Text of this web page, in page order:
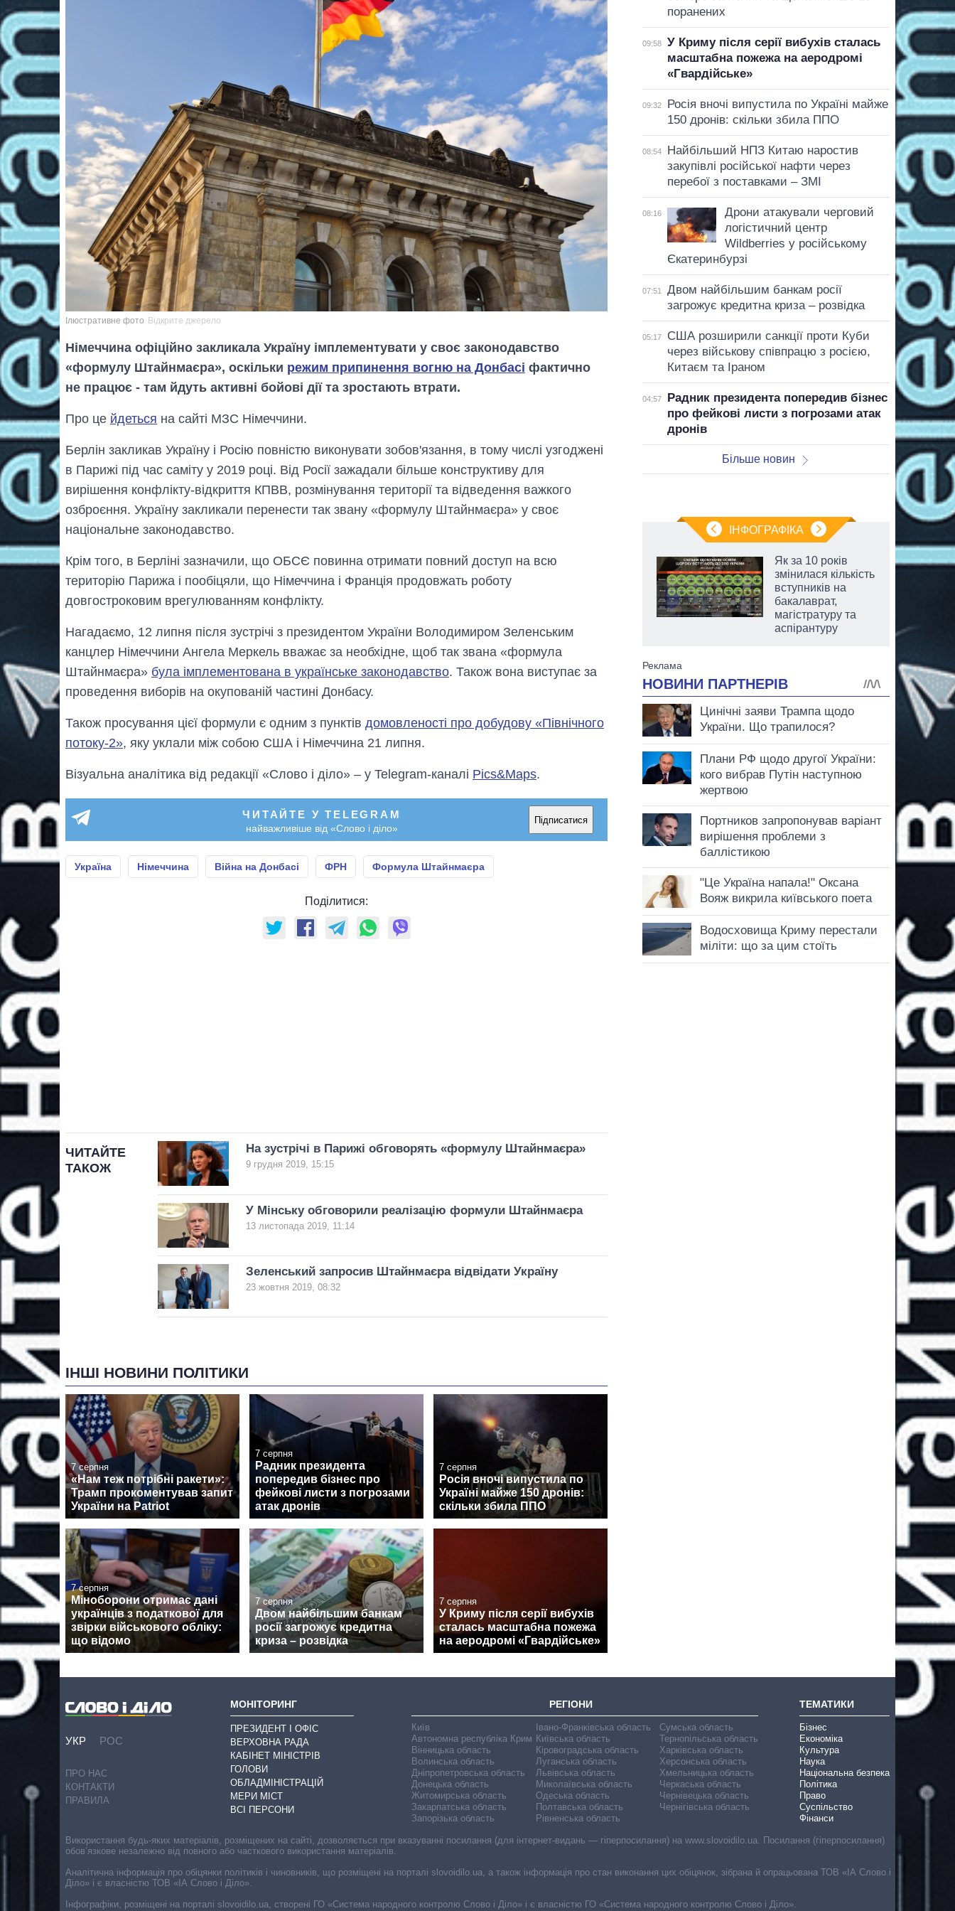
Ілюстративне фото Відкрите джерело
Німеччина офіційно закликала Україну імплементувати у своє законодавство
«формулу Штайнмаєра», оскільки режим припинення вогню на Донбасі фактично
не працює - там йдуть активні бойові дії та зростають втрати.
Про це йдеться на сайті МЗС Німеччини.
Берлін закликав Україну і Росію повністю виконувати зобов'язання, в тому числі узгоджені
в Парижі під час саміту у 2019 році. Від Росії зажадали більше конструктиву для
вирішення конфлікту-відкриття КПВВ, розмінування території та відведення важкого
озброєння. Україну закликали перенести так звану «формулу Штайнмаєра» у своє
національне законодавство.
Крім того, в Берліні зазначили, що ОБСЄ повинна отримати повний доступ на всю
територію Парижа і пообіцяли, що Німеччина і Франція продовжать роботу
довгостроковим врегулюванням конфлікту.
Нагадаємо, 12 липня після зустрічі з президентом України Володимиром Зеленським
канцлер Німеччини Ангела Меркель вважає за необхідне, щоб так звана «формула
Штайнмаєра» була імплементована в українське законодавство. Також вона виступає за
проведення виборів на окупованій частині Донбасу.
Також просування цієї формули є одним з пунктів домовленості про добудову «Північного
потоку-2», яку уклали між собою США і Німеччина 21 липня.
Візуальна аналітика від редакції «Слово і діло» – у Telegram-каналі Pics&Maps.
ЧИТАЙТЕ У TELEGRAM
найважливіше від «Слово і діло»
Підписатися
Україна Німеччина Війна на Донбасі ФРН Формула Штайнмаєра
Поділитися:
ЧИТАЙТЕ
ТАКОЖ
На зустрічі в Парижі обговорять «формулу Штайнмаєра»
9 грудня 2019, 15:15
У Мінську обговорили реалізацію формули Штайнмаєра
13 листопада 2019, 11:14
Зеленський запросив Штайнмаєра відвідати Україну
23 жовтня 2019, 08:32
ІНШІ НОВИНИ ПОЛІТИКИ
7 серпня
«Нам теж потрібні ракети»:
Трамп прокоментував запит
України на Patriot
7 серпня
Радник президента
попередив бізнес про
фейкові листи з погрозами
атак дронів
7 серпня
Росія вночі випустила по
Україні майже 150 дронів:
скільки збила ППО
7 серпня
Міноборони отримає дані
українців з податкової для
звірки військового обліку:
що відомо
7 серпня
Двом найбільшим банкам
росії загрожує кредитна
криза – розвідка
7 серпня
У Криму після серії вибухів
сталась масштабна пожежа
на аеродромі «Гвардійське»
поранених
09:58
У Криму після серії вибухів сталась
масштабна пожежа на аеродромі
«Гвардійське»
09:32
Росія вночі випустила по Україні майже
150 дронів: скільки збила ППО
08:54
Найбільший НПЗ Китаю наростив
закупівлі російської нафти через
перебої з поставками – ЗМІ
08:16
Дрони атакували черговий
логістичний центр
Wildberries у російському
Єкатеринбурзі
07:51
Двом найбільшим банкам росії
загрожує кредитна криза – розвідка
05:17
США розширили санкції проти Куби
через військову співпрацю з росією,
Китаєм та Іраном
04:57
Радник президента попередив бізнес
про фейкові листи з погрозами атак
дронів
Більше новин
ІНФОГРАФІКА
Економіка ШІ-
Anthropic
Як за 10 років
змінилася кількість
вступників на
бакалаврат,
магістратуру та
аспірантуру
УКР РОС
ПРО НАС
КОНТАКТИ
ПРАВИЛА
МОНІТОРИНГ
ПРЕЗИДЕНТ І ОФІС
ВЕРХОВНА РАДА
КАБІНЕТ МІНІСТРІВ
ГОЛОВИ
ОБЛАДМІНІСТРАЦІЙ
МЕРИ МІСТ
ВСІ ПЕРСОНИ
РЕГІОНИ
Київ
Автономна республіка Крим
Вінницька область
Волинська область
Дніпропетровська область
Донецька область
Житомирська область
Закарпатська область
Запорізька область
Івано-Франківська область
Київська область
Кіровоградська область
Луганська область
Львівська область
Миколаївська область
Одеська область
Полтавська область
Рівненська область
Сумська область
Тернопільська область
Харківська область
Херсонська область
Хмельницька область
Черкаська область
Чернівецька область
Чернігівська область
ТЕМАТИКИ
Бізнес
Економіка
Культура
Наука
Національна безпека
Політика
Право
Суспільство
Фінанси
Використання будь-яких матеріалів, розміщених на сайті, дозволяється при вказуванні посилання (для інтернет-видань — гіперпосилання) на www.slovoidilo.ua. Посилання (гіперпосилання)
обов’язкове незалежно від повного або часткового використання матеріалів.
Аналітична інформація про обіцянки політиків і чиновників, що розміщені на порталі slovoidilo.ua, а також інформація про стан виконання цих обіцянок, зібрана й опрацьована ТОВ «ІА Слово і
Діло» і є власністю ТОВ «ІА Слово і Діло».
Інфографіки, розміщені на порталі slovoidilo.ua, створені ГО «Система народного контролю Слово і Діло» і є власністю ГО «Система народного контролю Слово і Діло».